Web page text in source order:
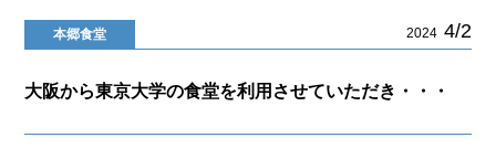
本郷食堂 2024 4/2
大阪から東京大学の食堂を利用させていただき・・・